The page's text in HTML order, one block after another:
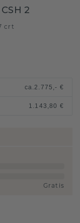
2
crt
ca.2.775,- €
1.143,80 €
Gratis